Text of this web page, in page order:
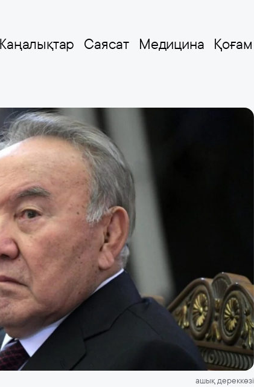
Саясат Медицина Қоғам
ашық дереккөзі